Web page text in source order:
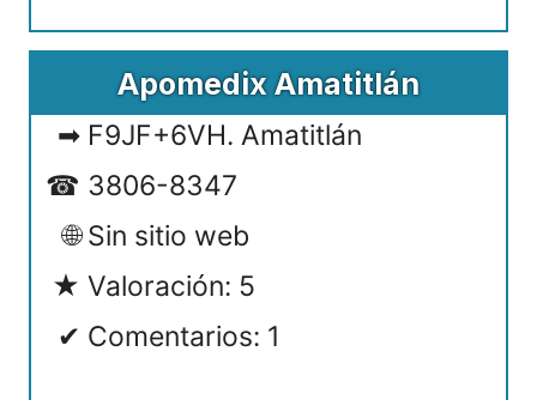
Apomedix Amatitlán
F9JF+6VH. Amatitlán
3806-8347
Sin sitio web
Valoración: 5
Comentarios: 1